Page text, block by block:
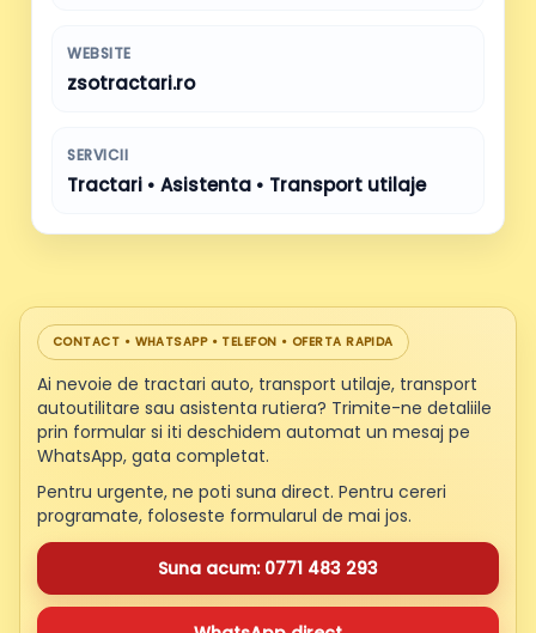
WEBSITE
zsotractari.ro
SERVICII
Tractari • Asistenta • Transport utilaje
CONTACT • WHATSAPP • TELEFON • OFERTA RAPIDA
Ai nevoie de tractari auto, transport utilaje, transport
autoutilitare sau asistenta rutiera? Trimite-ne detaliile
prin formular si iti deschidem automat un mesaj pe
WhatsApp, gata completat.
Pentru urgente, ne poti suna direct. Pentru cereri
programate, foloseste formularul de mai jos.
Suna acum: 0771 483 293